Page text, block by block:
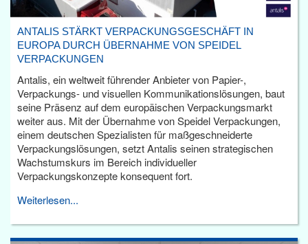
ANTALIS STÄRKT VERPACKUNGSGESCHÄFT IN
EUROPA DURCH ÜBERNAHME VON SPEIDEL
VERPACKUNGEN
Antalis, ein weltweit führender Anbieter von Papier-,
Verpackungs- und visuellen Kommunikationslösungen, baut
seine Präsenz auf dem europäischen Verpackungsmarkt
weiter aus. Mit der Übernahme von Speidel Verpackungen,
einem deutschen Spezialisten für maßgeschneiderte
Verpackungslösungen, setzt Antalis seinen strategischen
Wachstumskurs im Bereich individueller
Verpackungskonzepte konsequent fort.
Weiterlesen...